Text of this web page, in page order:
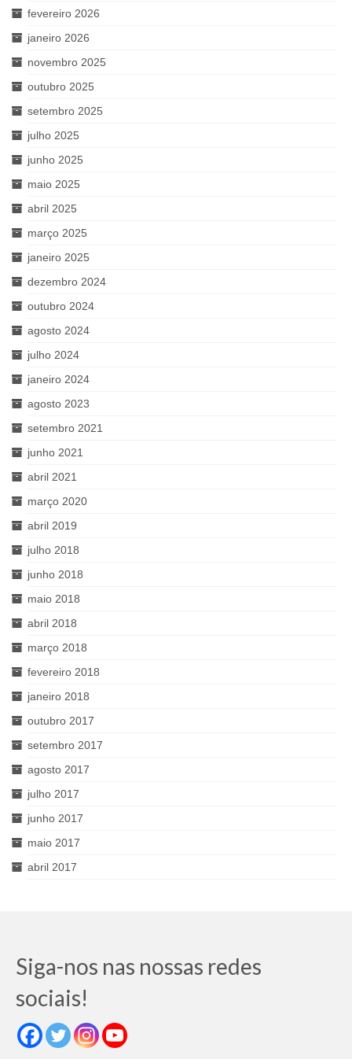
fevereiro 2026
janeiro 2026
novembro 2025
outubro 2025
setembro 2025
julho 2025
junho 2025
maio 2025
abril 2025
março 2025
janeiro 2025
dezembro 2024
outubro 2024
agosto 2024
julho 2024
janeiro 2024
agosto 2023
setembro 2021
junho 2021
abril 2021
março 2020
abril 2019
julho 2018
junho 2018
maio 2018
abril 2018
março 2018
fevereiro 2018
janeiro 2018
outubro 2017
setembro 2017
agosto 2017
julho 2017
junho 2017
maio 2017
abril 2017
Siga-nos nas nossas redes
sociais!